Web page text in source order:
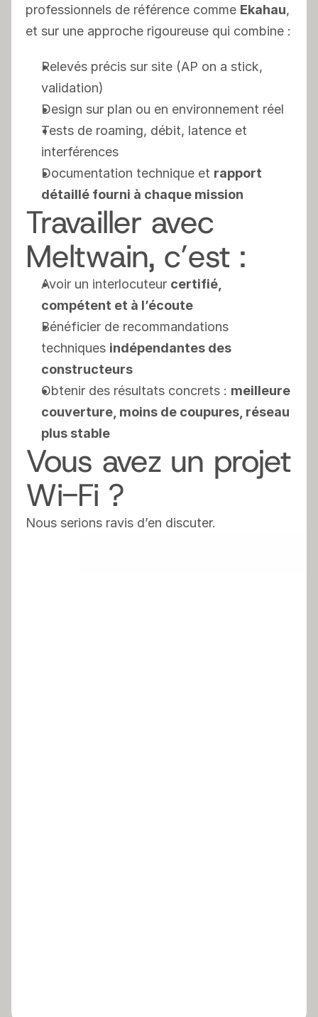
professionnels de référence comme Ekahau,
et sur une approche rigoureuse qui combine :
Relevés précis sur site (AP on a stick,
validation)
Design sur plan ou en environnement réel
Tests de roaming, débit, latence et
interférences
Documentation technique et rapport
détaillé fourni à chaque mission
Travailler avec
Meltwain, c’est :
Avoir un interlocuteur certifié,
compétent et à l’écoute
Bénéficier de recommandations
techniques indépendantes des
constructeurs
Obtenir des résultats concrets : meilleure
couverture, moins de coupures, réseau
plus stable
Vous avez un projet
Wi-Fi ?
Nous serions ravis d’en discuter.